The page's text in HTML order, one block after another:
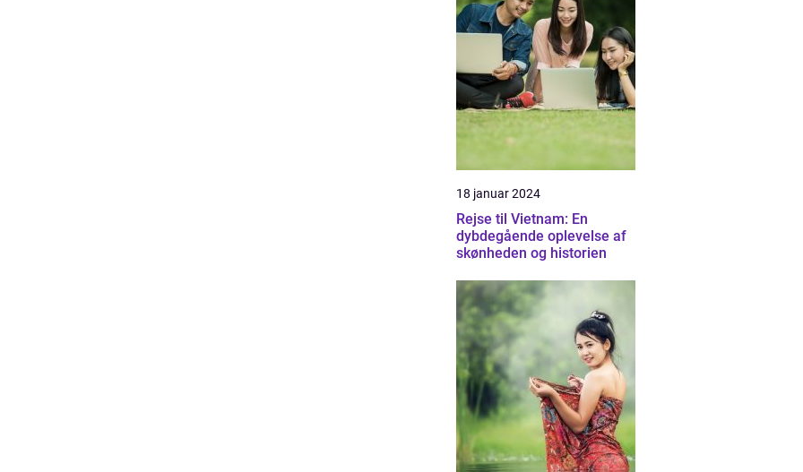
18 januar 2024
Rejse til Vietnam: En
dybdegående oplevelse af
skønheden og historien